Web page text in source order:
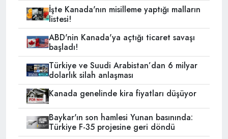
İşte Kanada'nın misilleme yaptığı malların
listesi!
ABD'nin Kanada'ya açtığı ticaret savaşı
başladı!
Türkiye ve Suudi Arabistan’dan 6 milyar
dolarlık silah anlaşması
Kanada genelinde kira fiyatları düşüyor
Baykar'ın son hamlesi Yunan basınında:
Türkiye F-35 projesine geri döndü